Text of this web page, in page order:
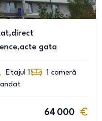
gata
Etajul 1 1 cameră
64 000